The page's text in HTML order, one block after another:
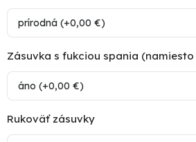
Zásuvka s fukciou spania
Rukoväť zásuvky